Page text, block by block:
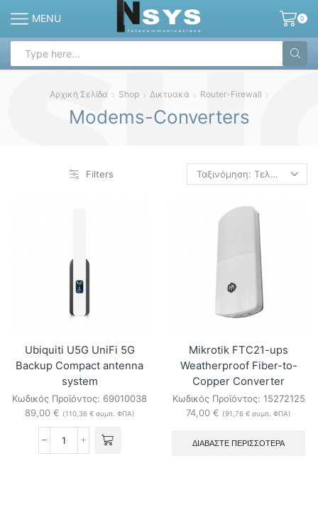
MENU 0
input
Αρχική Σελίδα Shop Δικτυακά Router-Firewall
Modems-Converters
Filters
Ubiquiti U5G UniFi 5G
Backup Compact antenna
system
Κωδικός Προϊόντος: 69010038
89,00 € (110,36 €συμπ. ΦΠΑ)
Ubiquiti
Mikrotik FTC21-ups
Weatherproof Fiber-to-
Copper Converter
Κωδικός Προϊόντος: 15272125
74,00 € (91,76 € συμπ. ΦΠΑ)
ΔΙΑΒΆΣΤΕ ΠΕΡΙΣΣΌΤΕΡΑ